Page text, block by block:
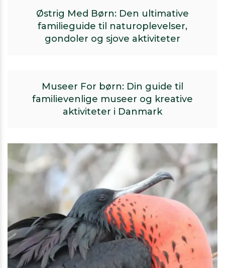
Østrig Med Børn: Den ultimative
familieguide til naturoplevelser,
gondoler og sjove aktiviteter
Museer For børn: Din guide til
familievenlige museer og kreative
aktiviteter i Danmark